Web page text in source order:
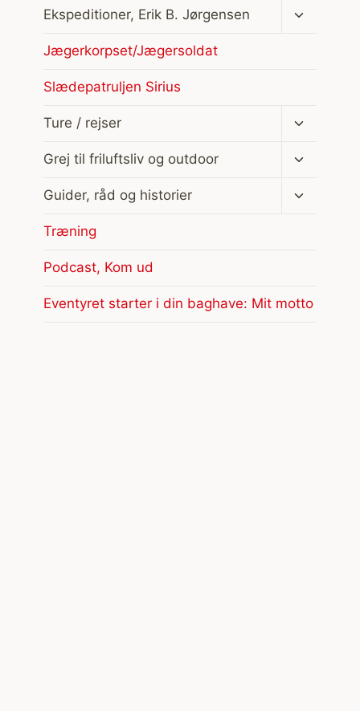
Ekspeditioner, Erik B. Jørgensen
Skift
Jægerkorpset/Jægersoldat
Slædepatruljen Sirius
Ture / rejser
Skift
Grej til friluftsliv og outdoor
Skift
Guider, råd og historier
Skift
Træning
Podcast, Kom ud
Eventyret starter i din baghave: Mit motto